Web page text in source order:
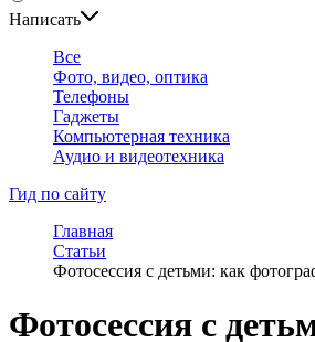
Написать
Все
Фото, видео, оптика
Телефоны
Гаджеты
Компьютерная техника
Аудио и видеотехника
Гид по сайту
Главная
Статьи
Фотосессия с детьми: как
Фотосессия с